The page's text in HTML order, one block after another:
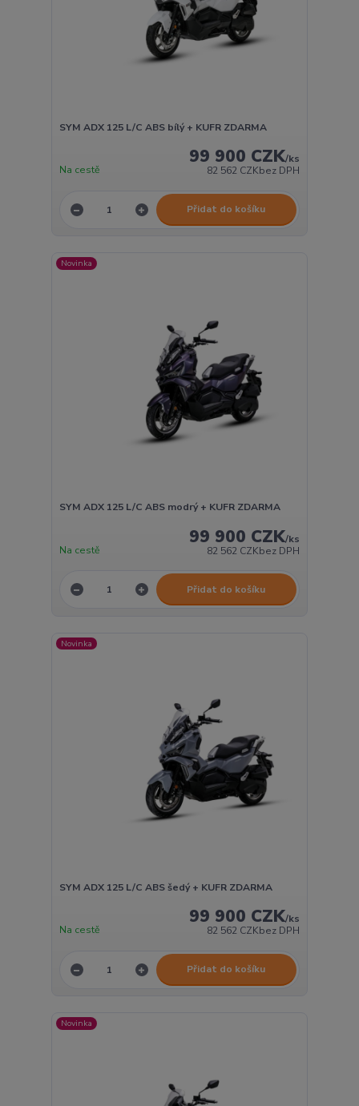
SYM ADX 125 L/C ABS bílý + KUFR ZDARMA
99 900 CZK/ks
82 562 CZKbez DPH
Na cestě
Přidat do košíku
Novinka
SYM ADX 125 L/C ABS modrý + KUFR ZDARMA
99 900 CZK/ks
82 562 CZKbez DPH
Na cestě
Přidat do košíku
Novinka
SYM ADX 125 L/C ABS šedý + KUFR ZDARMA
99 900 CZK/ks
82 562 CZKbez DPH
Na cestě
Přidat do košíku
Novinka